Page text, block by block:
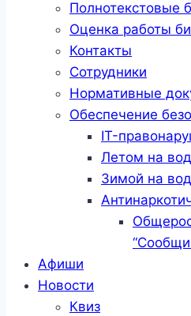
Полнотекстовые
Оценка работы
Контакты
Сотрудники
Нормативные
Обеспечение
IT-
Летом на
Зимой на
Афиши
Новости
Квиз